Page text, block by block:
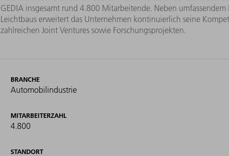
GEDIA insgesamt rund 4.800 Mitarbeitende. Neben
Leichtbaus erweitert das Unternehmen kontinuierlich seine
zahlreichen Joint Ventures sowie Forschungsprojekten.
BRANCHE
Automobilindustrie
MITARBEITERZAHL
4.800
STANDORT